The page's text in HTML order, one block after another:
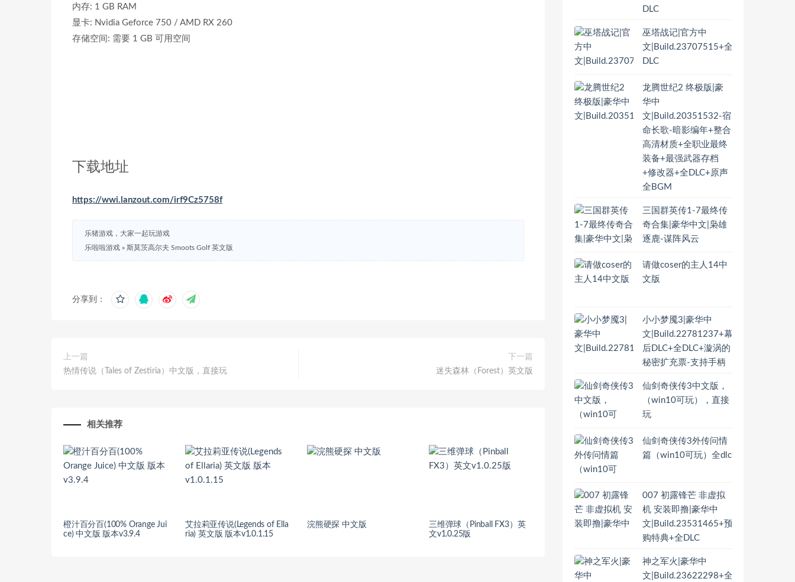
内存: 1 GB RAM
显卡: Nvidia Geforce 750 / AMD RX 260
存储空间: 需要 1 GB 可用空间
下载地址
https://wwi.lanzout.com/irf9Cz5758f
乐猪游戏，大家一起玩游戏
乐啦啦游戏 » 斯莫茨高尔夫 Smoots Golf 英文版
分享到：
上一篇
热情传说（Tales of Zestiria）中文版，直接玩
下一篇
迷失森林（Forest）英文版
相关推荐
橙汁百分百(100% Orange Jui
ce) 中文版 版本v3.9.4
艾拉莉亚传说(Legends of Ella
ria) 英文版 版本v1.0.1.15
浣熊硬探 中文版
三维弹球（Pinball FX3）英
文v1.0.25版
DLC
巫塔战记|官方中
文|Build.23707515+全
DLC
龙腾世纪2 终极版|豪
华中
文|Build.20351532-宿
命长歌-暗影编年+整合
高清材质+全职业最终
装备+最强武器存档
+修改器+全DLC+原声
全BGM
三国群英传1-7最终传
奇合集|豪华中文|枭雄
逐鹿-谋阵风云
请做coser的主人14中
文版
小小梦魇3|豪华中
文|Build.22781237+幕
后DLC+全DLC+漩涡的
秘密扩充票-支持手柄
仙剑奇侠传3中文版，
（win10可玩），直接
玩
仙剑奇侠传3外传问情
篇（win10可玩）全dlc
007 初露锋芒 非虚拟
机 安装即撸|豪华中
文|Build.23531465+预
购特典+全DLC
神之军火|豪华中
文|Build.23622298+全